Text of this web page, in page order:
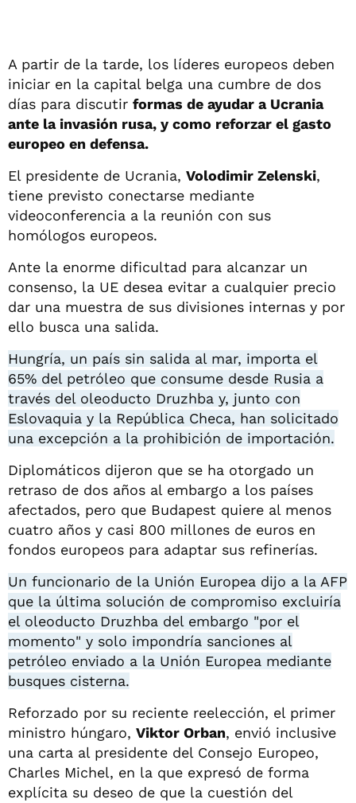
A partir de la tarde, los líderes europeos deben
iniciar en la capital belga una cumbre de dos
días para discutir formas de ayudar a Ucrania
ante la invasión rusa, y como reforzar el gasto
europeo en defensa.
El presidente de Ucrania, Volodimir Zelenski,
tiene previsto conectarse mediante
videoconferencia a la reunión con sus
homólogos europeos.
Ante la enorme dificultad para alcanzar un
consenso, la UE desea evitar a cualquier precio
dar una muestra de sus divisiones internas y por
ello busca una salida.
Hungría, un país sin salida al mar, importa el
65% del petróleo que consume desde Rusia a
través del oleoducto Druzhba y, junto con
Eslovaquia y la República Checa, han solicitado
una excepción a la prohibición de importación.
Diplomáticos dijeron que se ha otorgado un
retraso de dos años al embargo a los países
afectados, pero que Budapest quiere al menos
cuatro años y casi 800 millones de euros en
fondos europeos para adaptar sus refinerías.
Un funcionario de la Unión Europea dijo a la AFP
que la última solución de compromiso excluiría
el oleoducto Druzhba del embargo "por el
momento" y solo impondría sanciones al
petróleo enviado a la Unión Europea mediante
busques cisterna.
Reforzado por su reciente reelección, el primer
ministro húngaro, Viktor Orban, envió inclusive
una carta al presidente del Consejo Europeo,
Charles Michel, en la que expresó de forma
explícita su deseo de que la cuestión del